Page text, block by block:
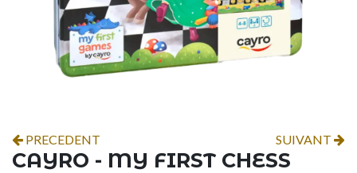
PRECEDENT SUIVANT
CAYRO - MY FIRST CHESS